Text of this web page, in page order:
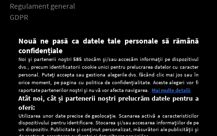
Regulament general
GDPR
Descarcă gratuit aplicaţia Europa FM pentru smartphone:
Nouă ne pasă ca datele tale personale să rămână
confidențiale
Noi și partenerii noștri585 stocăm și/sau accesăm informații pe dispozitivul
dvs., precum identificatorii cookie unici pentru prelucrarea datelor cu caracter
personal. Puteți accepta sau gestiona alegerile dvs. făcând clic mai jos sau în
orice moment, pe pagina cu politica de confidențialitate. Aceste alegeri vor fi
raportate partenerilor noștri și nu vă vor afecta navigarea. Mai multe detalii
Atât noi, cât și partenerii noștri prelucrăm datele pentru a
oferi:
Utilizarea unor date precise de geolocație. Scanarea activă a caracteristicilor
dispozitivului pentru identificare. Stocarea și/sau accesarea informațiilor de pe
un dispozitiv. Publicitate și conținut personalizat, măsurători ale publicității și